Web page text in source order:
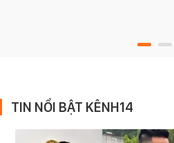
TIN NỔI BẬT KÊNH14